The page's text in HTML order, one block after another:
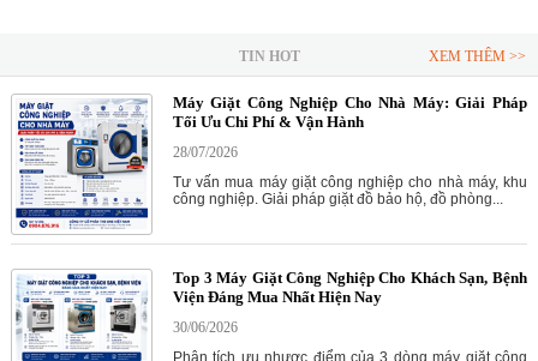
TIN HOT XEM THÊM >>
Máy Giặt Công Nghiệp Cho Nhà Máy: Giải Pháp
Tối Ưu Chi Phí & Vận Hành
28/07/2026
Tư vấn mua máy giặt công nghiệp cho nhà máy, khu
công nghiệp. Giải pháp giặt đồ bảo hộ, đồ phòng...
Top 3 Máy Giặt Công Nghiệp Cho Khách Sạn, Bệnh
Viện Đáng Mua Nhất Hiện Nay
30/06/2026
Phân tích ưu nhược điểm của 3 dòng máy giặt công